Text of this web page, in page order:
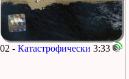
02 - Катастрофически 3:33